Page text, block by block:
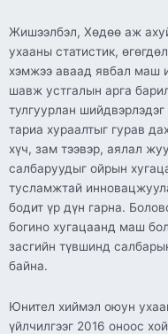
Жишээлбэл, Хөдөө аж
ухааны статистик,
хэмжээ аваад явбал маш
шавж устгалын арга
тулгуурлан
тариа хураалтыг гурав
хүч, зам тээвэр, аялал
салбаруудыг ойрын
тусламжтай
бодит үр дүн гарна.
богино хугацаанд маш
засгийн түвшинд
байна.
Юнител хиймэл оюун
үйлчилгээг 2016 оноос